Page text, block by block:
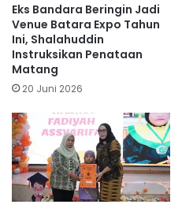
Eks Bandara Beringin Jadi
Venue Batara Expo Tahun
Ini, Shalahuddin
Instruksikan Penataan
Matang
20 Juni 2026